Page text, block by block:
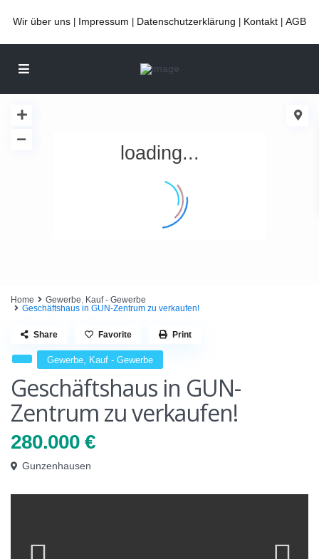
Wir über uns Impressum Datenschutzerklärung Kontakt AGB
loading...
Home Gewerbe, Kauf - Gewerbe
Geschäftshaus in GUN-Zentrum zu verkaufen!
Gewerbe Kauf - Gewerbe
Geschäftshaus in GUN-
Zentrum zu verkaufen!
280.000 €
Gunzenhausen
Share Favorite Print